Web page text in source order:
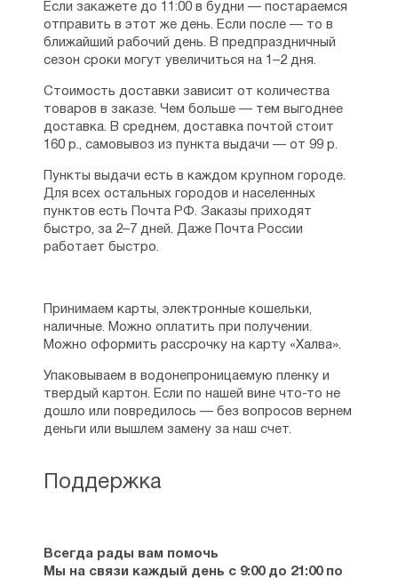
Поддержка
Всегда рады вам помочь
Мы на связи каждый день с 9:00 до 21:00 по
Если закажете до 11:00 в будни — постараемся
отправить в этот же день. Если после — то в
ближайший рабочий день. В предпраздничный
сезон сроки могут увеличиться на 1–2 дня.
Стоимость доставки зависит от количества
товаров в заказе. Чем больше — тем выгоднее
доставка. В среднем, доставка почтой стоит
160 р., самовывоз из пункта выдачи — от 99 р.
Пункты выдачи есть в каждом крупном городе.
Для всех остальных городов и населенных
пунктов есть Почта РФ. Заказы приходят
быстро, за 2–7 дней. Даже Почта России
работает быстро.
Принимаем карты, электронные кошельки,
наличные. Можно оплатить при получении.
Можно оформить рассрочку на карту «Халва».
Упаковываем в водонепроницаемую пленку и
твердый картон. Если по нашей вине что-то не
дошло или повредилось — без вопросов вернем
деньги или вышлем замену за наш счет.